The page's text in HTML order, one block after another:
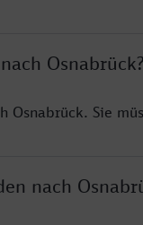
Osnabrück?
Osnabrück. Sie
nach